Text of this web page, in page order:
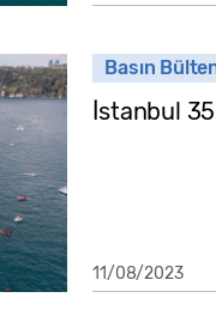
Basın
İstanbul
11/08/2023